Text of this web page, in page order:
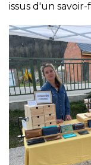
issus d'un savoir-